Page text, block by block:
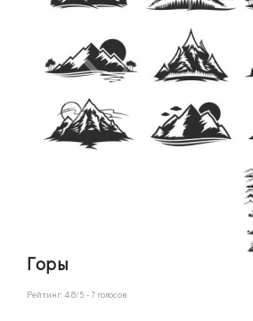
Горы
Рейтинг:4.8/5 -7 голосов